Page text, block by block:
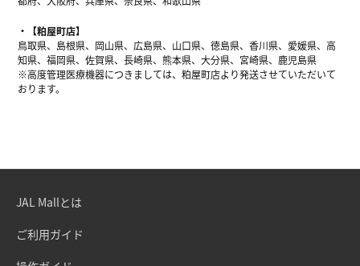
【粕屋町店】
鳥取県、島根県、岡山県、広島県、山口県、徳島県、香川県、愛媛県、高
知県、福岡県、佐賀県、長崎県、熊本県、大分県、宮崎県、鹿児島県
※高度管理医療機器につきましては、粕屋町店より発送させていただいて
おります。
JAL Mallとは
ご利用ガイド